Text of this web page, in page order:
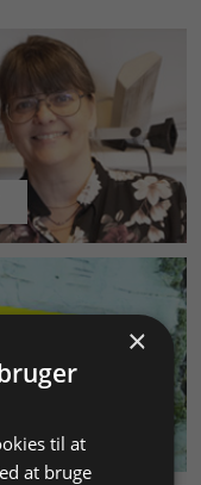
×
til at
at bruge